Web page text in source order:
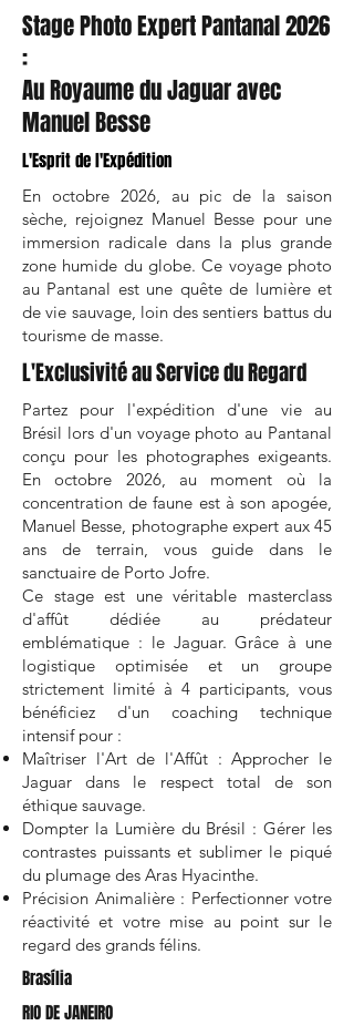
Stage Photo Expert Pantanal 2026
:
Au Royaume du Jaguar avec
Manuel Besse
L'Esprit de l'Expédition
En octobre 2026, au pic de la saison
sèche, rejoignez Manuel Besse pour une
immersion radicale dans la plus grande
zone humide du globe. Ce voyage photo
au Pantanal est une quête de lumière et
de vie sauvage, loin des sentiers battus du
tourisme de masse.
​L'Exclusivité au Service du Regard
Partez pour l'expédition d'une vie au
Brésil lors d'un voyage photo au Pantanal
conçu pour les photographes exigeants.
En octobre 2026, au moment où la
concentration de faune est à son apogée,
Manuel Besse, photographe expert aux 45
ans de terrain, vous guide dans le
sanctuaire de Porto Jofre.
Ce stage est une véritable masterclass
d'affût dédiée au prédateur
emblématique : le Jaguar. Grâce à une
logistique optimisée et un groupe
strictement limité à 4 participants, vous
bénéficiez d'un coaching technique
intensif pour :
Maîtriser l'Art de l'Affût : Approcher le
Jaguar dans le respect total de son
éthique sauvage.
Dompter la Lumière du Brésil : Gérer les
contrastes puissants et sublimer le piqué
du plumage des Aras Hyacinthe.
Précision Animalière : Perfectionner votre
réactivité et votre mise au point sur le
regard des grands félins.
Brasília
RIO DE JANEIRO